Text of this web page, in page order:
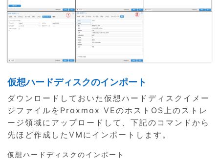
仮想ハードディスクのインポート
ダウンロードしておいた仮想ハードディスクイメー
ジファイルをProxmox VEのホストOS上のストレ
ージ領域にアップロードして、下記のコマンドから
先ほど作成したVMにインポートします。
仮想ハードディスクのインポート